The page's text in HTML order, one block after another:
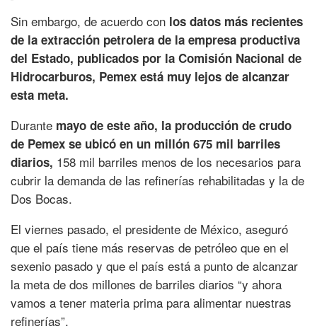
Sin embargo, de acuerdo con los datos más recientes
de la extracción petrolera de la empresa productiva
del Estado, publicados por la Comisión Nacional de
Hidrocarburos, Pemex está muy lejos de alcanzar
esta meta.
Durante mayo de este año, la producción de crudo
de Pemex se ubicó en un millón 675 mil barriles
diarios, 158 mil barriles menos de los necesarios para
cubrir la demanda de las refinerías rehabilitadas y la de
Dos Bocas.
El viernes pasado, el presidente de México, aseguró
que el país tiene más reservas de petróleo que en el
sexenio pasado y que el país está a punto de alcanzar
la meta de dos millones de barriles diarios “y ahora
vamos a tener materia prima para alimentar nuestras
refinerías”.